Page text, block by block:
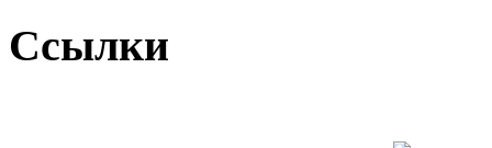
Ссылки